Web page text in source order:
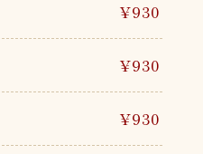
¥930
¥930
¥930